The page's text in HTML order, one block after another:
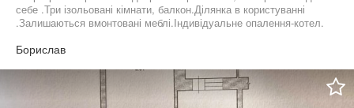
себе .Три ізольовані кімнати, балкон.Ділянка в користуванні
.Залишаються вмонтовані меблі.Індивідуальне опалення-котел.
Борислав